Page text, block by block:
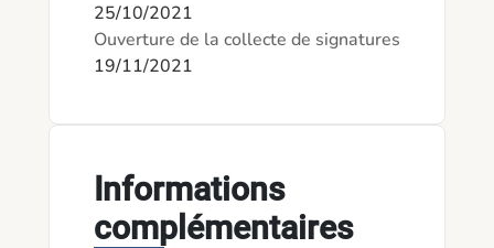
25/10/2021
Ouverture de la collecte de signatures
19/11/2021
Informations
complémentaires